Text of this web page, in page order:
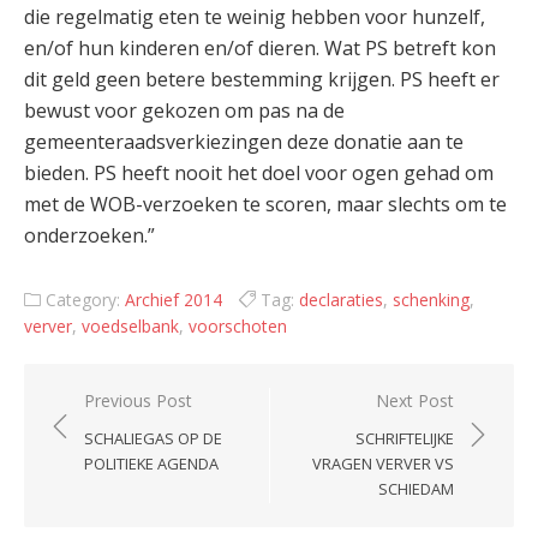
die regelmatig eten te weinig hebben voor hunzelf,
en/of hun kinderen en/of dieren. Wat PS betreft kon
dit geld geen betere bestemming krijgen. PS heeft er
bewust voor gekozen om pas na de
gemeenteraadsverkiezingen deze donatie aan te
bieden. PS heeft nooit het doel voor ogen gehad om
met de WOB-verzoeken te scoren, maar slechts om te
onderzoeken.”
Category: Archief 2014 Tag: declaraties, schenking,
verver, voedselbank, voorschoten
Post
navigation
Previous Post
SCHALIEGAS OP DE
POLITIEKE AGENDA
Next Post
SCHRIFTELIJKE
VRAGEN VERVER VS
SCHIEDAM